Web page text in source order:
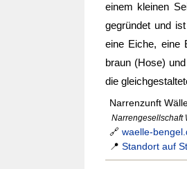
einem kleinen
gegründet und
eine Eiche, eine
braun (Hose)
die
Narrenzunft
Narrengesellschaft
🔗 waelle-
📍 Standort auf